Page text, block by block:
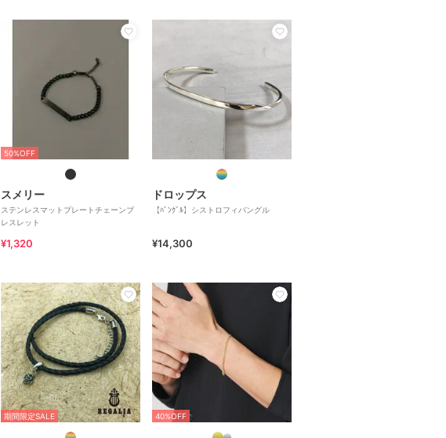
50%OFF
スメリー
ステンレスマットプレートチェーンブ
レスレット
¥1,320
ドロップス
【ﾊﾞﾝｸﾞﾙ】シストロフィバングル
¥14,300
期間限定SALE 40%OFF